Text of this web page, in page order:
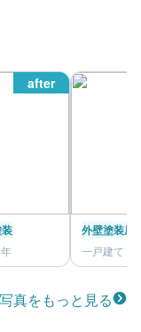
after
外壁塗装屋
一戸建て /
真をもっと見る